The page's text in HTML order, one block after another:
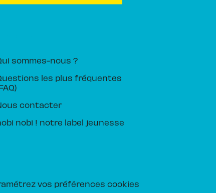
sommes-nous ?
les plus fréquentes
contacter
nobi ! notre label jeunesse
vos préférences cookies